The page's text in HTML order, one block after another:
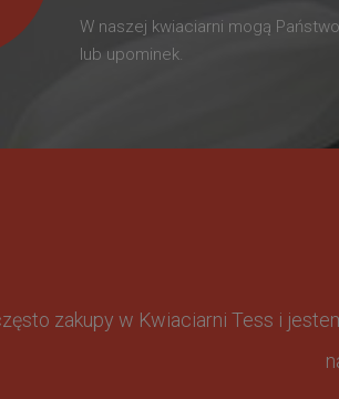
W naszej kwiaciarni mogą
lub upominek.
zakupy w Kwiaciarni Tess i